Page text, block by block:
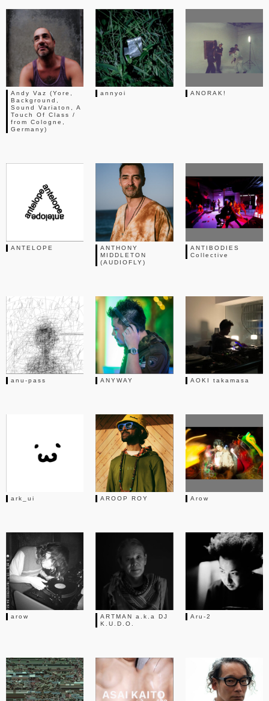
Andy Vaz (Yore,
Background,
Sound Variaton, A
Touch Of Class /
from Cologne,
Germany)
annyoi ANORAK!
ANTELOPE
ANTHONY
MIDDLETON
(AUDIOFLY)
ANTIBODIES
Collective
anu-pass ANYWAY AOKI takamasa
ark_ui AROOP ROY Arow
arow
ARTMAN a.k.a DJ
K.U.D.O.
Aru-2